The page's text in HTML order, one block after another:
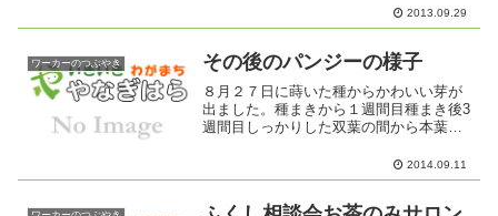
言葉は３つ。その中に共通してある言葉
は、「食べる」である。「よく食べる」
2013.09.29
ワーカーのつぶやき その後のパンジーの様子
８月２７日に蒔いた種からかわいい芽が
出ました。種まきから１週間目種まき後3
週間目しっかりした双葉の間から本葉が
2014.09.11